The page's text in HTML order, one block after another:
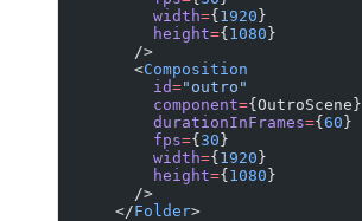
          width
={1920}
          height
={1080}
        />
        <
Composition
          id
="outro"
          component
={OutroScene}
          durationInFrames
={60}
          fps
={30}
          width
={1920}
          height
={1080}
        />
      </
Folder>